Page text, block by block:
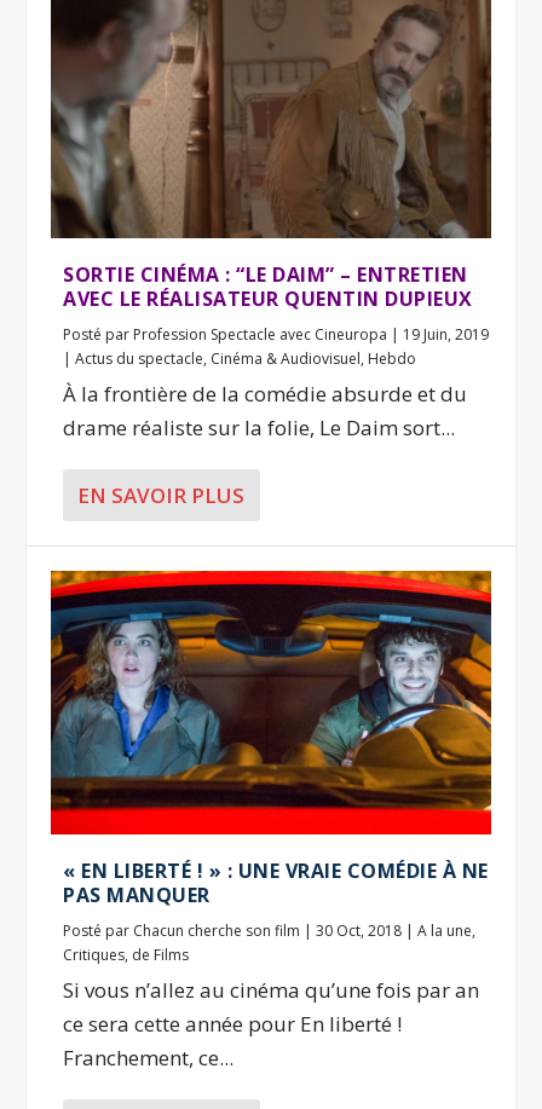
SORTIE CINÉMA : “LE DAIM” – ENTRETIEN
AVEC LE RÉALISATEUR QUENTIN DUPIEUX
Posté par Profession Spectacle avec Cineuropa | 19 Juin, 2019
|Actus du spectacle, Cinéma & Audiovisuel, Hebdo
À la frontière de la comédie absurde et du
drame réaliste sur la folie, Le Daim sort...
EN SAVOIR PLUS
« EN LIBERTÉ ! » : UNE VRAIE COMÉDIE À NE
PAS MANQUER
Posté par Chacun cherche son film |30 Oct, 2018 |A la une,
Critiques, de Films
Si vous n’allez au cinéma qu’une fois par an
ce sera cette année pour En liberté !
Franchement, ce...